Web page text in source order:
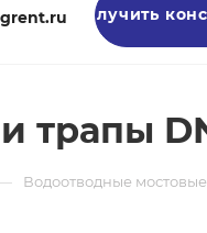
Получить
трапы
Водоотводные